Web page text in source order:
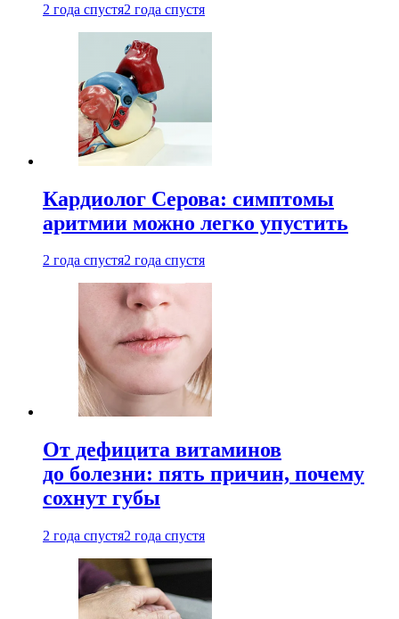
2 года спустя2 года спустя
Кардиолог Серова: симптомы
аритмии можно легко упустить
2 года спустя2 года спустя
От дефицита витаминов
до болезни: пять причин, почему
сохнут губы
2 года спустя2 года спустя